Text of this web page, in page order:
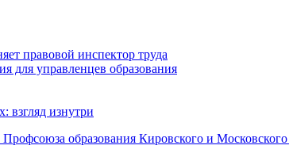
правовой инспектор труда
для управленцев образования
взгляд изнутри